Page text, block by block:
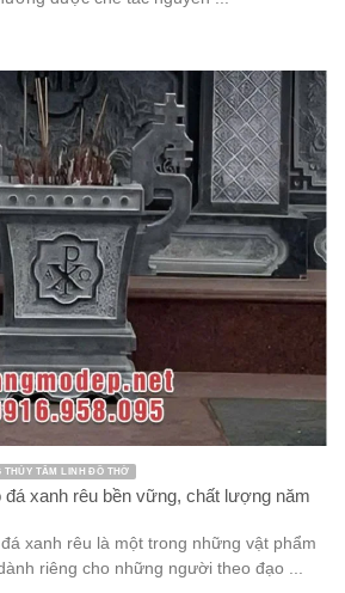
TÂM LINH ĐỒ THỜ
xanh rêu bền vững, chất lượng năm
xanh rêu là một trong những vật phẩm
riêng cho những người theo đạo ...